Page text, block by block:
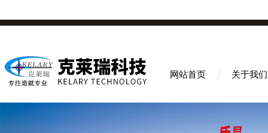
网站首页 关于我们